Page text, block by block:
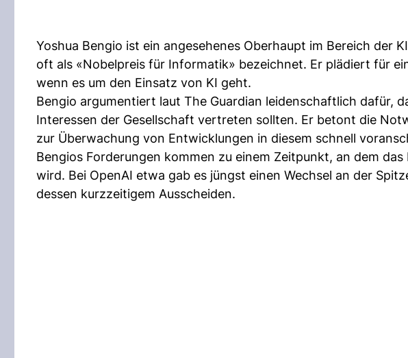
Yoshua Bengio ist ein angesehenes Oberhaupt im Bereich der
oft als «Nobelpreis für Informatik» bezeichnet. Er plädiert für
wenn es um den Einsatz von KI geht.
Bengio argumentiert laut The Guardian leidenschaftlich dafür,
Interessen der Gesellschaft vertreten sollten. Er betont die
zur Überwachung von Entwicklungen in diesem schnell
Bengios Forderungen kommen zu einem Zeitpunkt, an dem
wird. Bei OpenAI etwa gab es jüngst einen Wechsel an der
dessen kurzzeitigem Ausscheiden.